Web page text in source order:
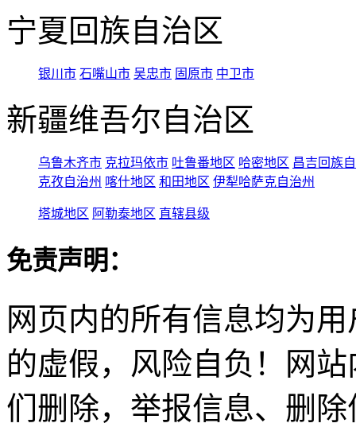
宁夏回族自治区
银川市 石嘴山市 吴忠市 固原市 中卫市
新疆维吾尔自治区
乌鲁木齐市 克拉玛依市 吐鲁番地区 哈密地区 昌吉回族
克孜自治州 喀什地区 和田地区 伊犁哈萨克自治州
塔城地区 阿勒泰地区 直辖县级
免责声明：
网页内的所有信息均为
的虚假，风险自负！网
们删除，举报信息、删